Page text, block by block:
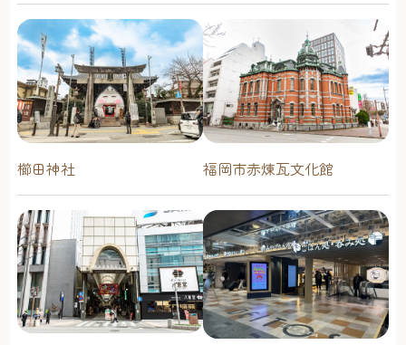
櫛田神社 福岡市赤煉瓦文化館